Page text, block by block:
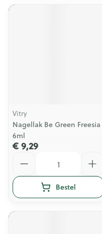
Vitry
Nagellak Be Green Freesia
6ml
€ 9,29
Bestel